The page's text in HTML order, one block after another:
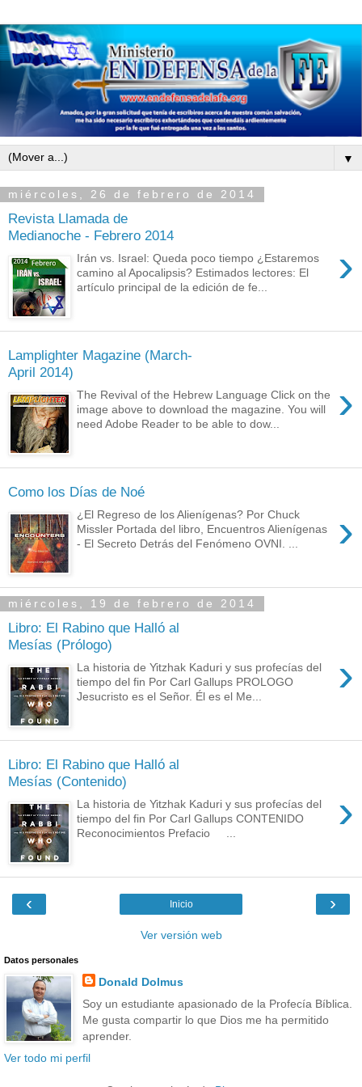
▼
miércoles, 26 de febrero de 2014
Revista Llamada de
Medianoche - Febrero 2014
›
Irán vs. Israel: Queda poco tiempo ¿Estaremos
camino al Apocalipsis? Estimados lectores: El
artículo principal de la edición de fe...
Lamplighter Magazine (March-
April 2014)
›
The Revival of the Hebrew Language Click on the
image above to download the magazine. You will
need Adobe Reader to be able to dow...
Como los Días de Noé
›
¿El Regreso de los Alienígenas? Por Chuck
Missler Portada del libro, Encuentros Alienígenas
- El Secreto Detrás del Fenómeno OVNI. ...
miércoles, 19 de febrero de 2014
Libro: El Rabino que Halló al
Mesías (Prólogo)
›
La historia de Yitzhak Kaduri y sus profecías del
tiempo del fin Por Carl Gallups PROLOGO
Jesucristo es el Señor. Él es el Me...
Libro: El Rabino que Halló al
Mesías (Contenido)
›
La historia de Yitzhak Kaduri y sus profecías del
tiempo del fin Por Carl Gallups CONTENIDO
Reconocimientos Prefacio ...
‹ ›
Inicio
Ver versión web
Datos personales
Donald Dolmus
Soy un estudiante apasionado de la Profecía Bíblica.
Me gusta compartir lo que Dios me ha permitido
aprender.
Ver todo mi perfil